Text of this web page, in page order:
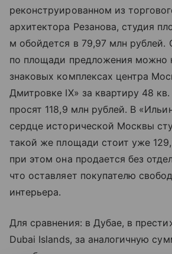
реконструированном из
архитектора Резанова, студия
м обойдется в 79,97 млн рублей.
по площади предложения можно
знаковых комплексах центра
Дмитровке IX» за квартиру 48
просят 118,9 млн рублей. В
сердце исторической Москвы
такой же площади стоит уже
при этом она продается без
что оставляет покупателю
интерьера.
Для сравнения: в Дубае, в
Dubai Islands, за аналогичную